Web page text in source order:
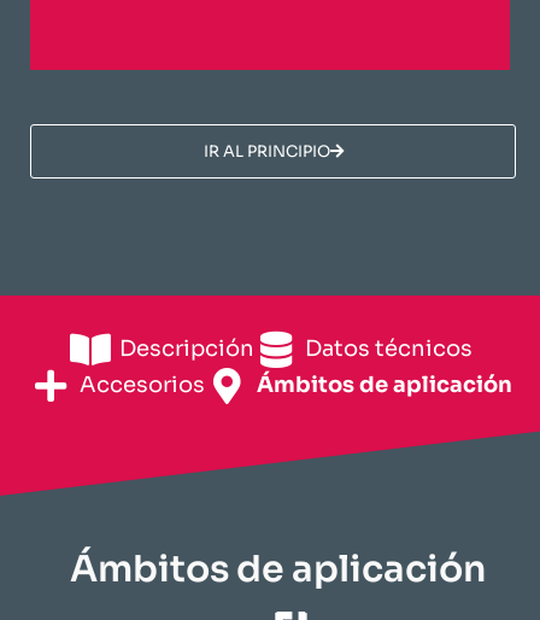
​IR AL PRINCIPIO​
Descripción
​Datos técnicos​
Accesorios
​Ámbitos de aplicación​
​Ámbitos de aplicación​